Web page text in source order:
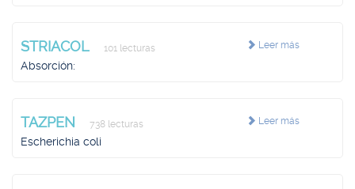
Leer más
STRIACOL 101 lecturas
Absorción:
Leer más
TAZPEN 738 lecturas
Escherichia coli